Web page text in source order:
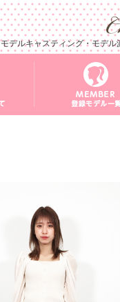
モデルキャスティング・モデ